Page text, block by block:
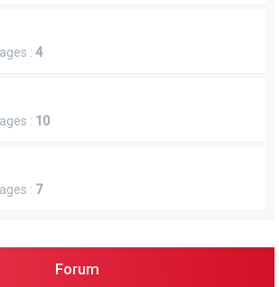
: 4
: 10
: 7
Forum